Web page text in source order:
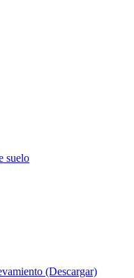
suelo
(Descargar)